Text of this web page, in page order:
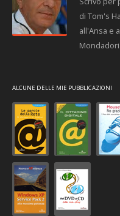
di Tom's
all'Ansa e
ALCUNE DELLE MIE PUBBLICAZIONI